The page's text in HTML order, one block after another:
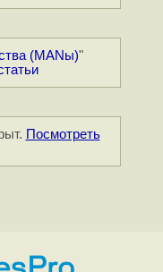
(MANы)"
Посмотреть